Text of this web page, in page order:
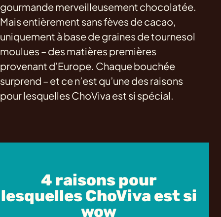
gourmande merveilleusement chocolatée.
Mais entièrement sans fèves de cacao,
uniquement à base de graines de tournesol
moulues – des matières premières
provenant d’Europe. Chaque bouchée
surprend – et ce n’est qu’une des raisons
pour lesquelles ChoViva est si spécial.
4 raisons pour
lesquelles ChoViva est si
wow